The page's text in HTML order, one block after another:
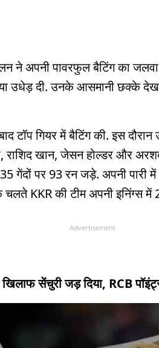
ने अपनी पावरफुल बैटिंग का जलवा
उधेड़ दी. उनके आसमानी छक्के
गियर में बैटिंग की. इस दौरान
राशिद खान, जेसन होल्डर और
गेंदों पर 93 रन जड़े. अपनी
चलते KKR की टीम अपनी इनिंग्स
Advertisement
खिलाफ सेंचुरी जड़ दिया, RCB